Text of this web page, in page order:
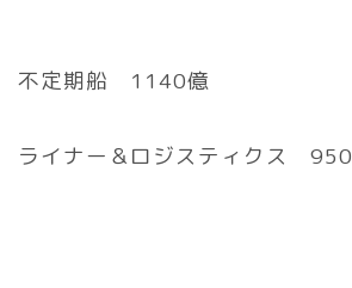
不定期船 1140億
ライナー＆ロジスティクス